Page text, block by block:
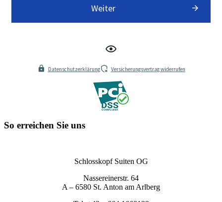
Weiter
Datenschutzerklärung Versicherungsvertrag widerrufen
So erreichen Sie uns
Schlosskopf Suiten OG
Nassereinerstr. 64
A – 6580 St. Anton am Arlberg